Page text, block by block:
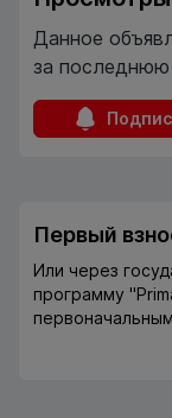
Данное
за
Первый
Или через
программу